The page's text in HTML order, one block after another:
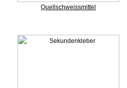
Quellschweissmittel